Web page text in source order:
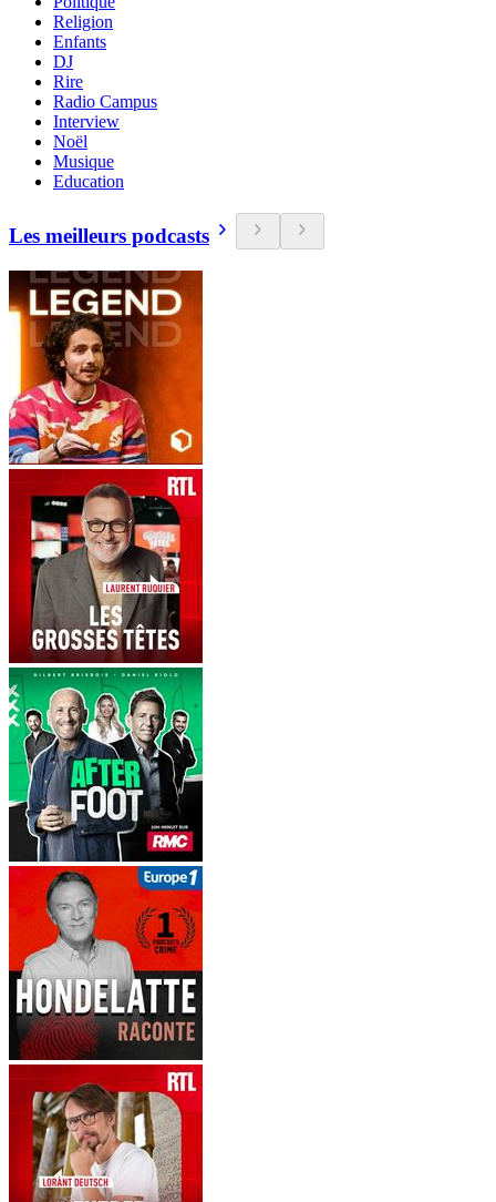
Religion
Enfants
DJ
Rire
Radio Campus
Interview
Noël
Musique
Education
Les meilleurs podcasts